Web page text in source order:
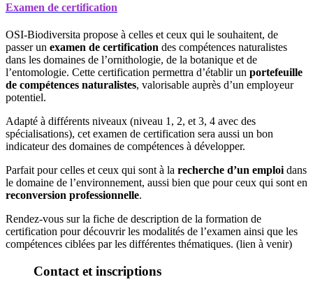
Examen de certification
OSI-Biodiversita propose à celles et ceux qui le souhaitent, de
passer un examen de certification des compétences naturalistes
dans les domaines de l’ornithologie, de la botanique et de
l’entomologie. Cette certification permettra d’établir un portefeuille
de compétences naturalistes, valorisable auprès d’un employeur
potentiel.
Adapté à différents niveaux (niveau 1, 2, et 3, 4 avec des
spécialisations), cet examen de certification sera aussi un bon
indicateur des domaines de compétences à développer.
Parfait pour celles et ceux qui sont à la recherche d’un emploi dans
le domaine de l’environnement, aussi bien que pour ceux qui sont en
reconversion professionnelle.
Rendez-vous sur la fiche de description de la formation de
certification pour découvrir les modalités de l’examen ainsi que les
compétences ciblées par les différentes thématiques. (lien à venir)
Contact et inscriptions